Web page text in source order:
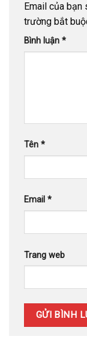
Email của bạn
trường bắt
Bình luận *
Tên *
Email *
Trang web